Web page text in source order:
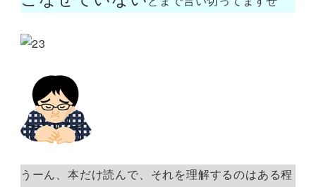
うーん、本だけ読んで、それを理解するのはある程